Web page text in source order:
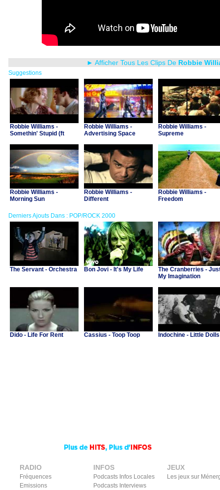
► Afficher Tous Les Clips De Robbie
Suggestions
Robbie Williams -
Somethin' Stupid (ft
Robbie Williams -
Advertising Space
Robbie Williams -
Supreme
Robbie Williams -
Morning Sun
Robbie Williams -
Different
Robbie Williams -
Freedom
Derniers Ajouts Dans : POP/ROCK 2000
The Servant - Orchestra Bon Jovi - It's My Life
The Cranberries -
My Imagination
Dido - Life For Rent Cassius - Toop Toop Indochine - Little Dolls
RADIO
Fréquences
Emissions
INFOS
Podcasts Infos Locales
Podcasts Interviews
JEUX
Les jeux sur